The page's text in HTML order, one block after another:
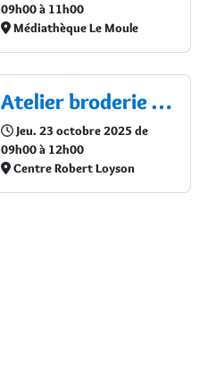
09h00 à 11h00
Médiathèque Le Moule
Atelier broderie créative : L’aventure des textiles !
Jeu. 23 octobre 2025 de
09h00 à 12h00
Centre Robert Loyson